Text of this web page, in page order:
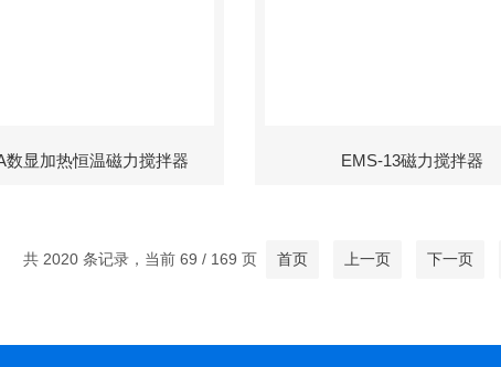
数显加热恒温磁力搅拌器 EMS-13磁力搅拌器
共 2020 条记录，当前 69 / 169 页 首页 上一页 下一页